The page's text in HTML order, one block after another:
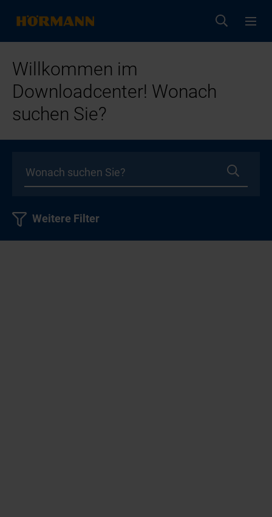
Willkommen im
Downloadcenter! Wonach
suchen Sie?
Weitere Filter